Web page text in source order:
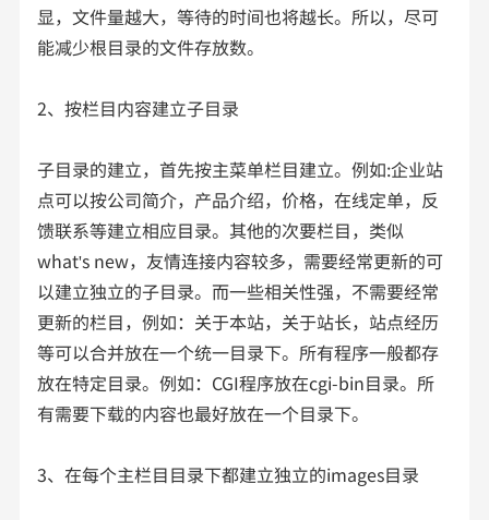
显，文件量越大，等待的时间也将越长。所以，尽可
能减少根目录的文件存放数。
2、按栏目内容建立子目录
子目录的建立，首先按主菜单栏目建立。例如:企业站
点可以按公司简介，产品介绍，价格，在线定单，反
馈联系等建立相应目录。其他的次要栏目，类似
what's new，友情连接内容较多，需要经常更新的可
以建立独立的子目录。而一些相关性强，不需要经常
更新的栏目，例如：关于本站，关于站长，站点经历
等可以合并放在一个统一目录下。所有程序一般都存
放在特定目录。例如：CGI程序放在cgi-bin目录。所
有需要下载的内容也最好放在一个目录下。
3、在每个主栏目目录下都建立独立的images目录